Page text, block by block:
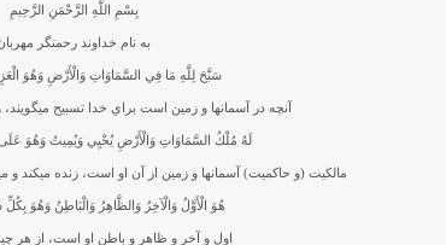
بِسْمِ اللَّهِ الرَّحْمَنِ الرَّحِيمِ
به نام خداوند رحمتگر
سَبَّحَ لِلَّهِ مَا فِي السَّمَاوَاتِ وَالْأَرْضِ وَهُوَ
آنچه در آسمانها و زمين است براي خدا تسبيح
لَهُ مُلْكُ السَّمَاوَاتِ وَالْأَرْضِ يُحْيِي وَيُمِيتُ وَهُوَ
مالكيت (و حاكميت) آسمانها و زمين از آن او است، زنده مي‏كند و
هُوَ الْأَوَّلُ وَالْآخِرُ وَالظَّاهِرُ وَالْبَاطِنُ وَهُوَ
اول و آخر و ظاهر و باطن او است، از هر